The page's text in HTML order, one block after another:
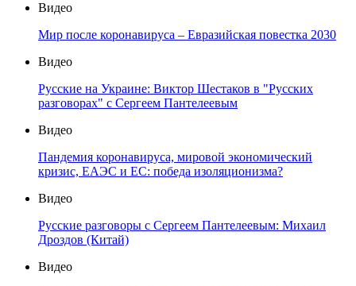
Видео
Мир после коронавируса – Евразийская повестка 2030
Видео
Русские на Украине: Виктор Шестаков в "Русских
разговорах" с Сергеем Пантелеевым
Видео
Пандемия коронавируса, мировой экономический
кризис, ЕАЭС и ЕС: победа изоляционизма?
Видео
Русские разговоры с Сергеем Пантелеевым: Михаил
Дроздов (Китай)
Видео